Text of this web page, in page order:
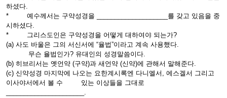
하셨다.
* 예수께서는 구약성경을 ____________________를 갖고 있음을 중
시하셨다.
* 그리스도인은 구약성경을 어떻게 대하여야 되는가?
(a) 사도 바울은 그의 서신서에 “율법”이라고 계속 사용했다.
무슨 율법인가? 유대인의 성경말씀이다.
(b) 히브리서는 옛언약 (구약)과 새언약 (신약)에 관해서 말해준다.
(c) 신약성경 마지막에 나오는 요한계시록엔 다니엘서, 에스겔서 그리고
이사야서에서 볼 수 있는 이상들을 그대로
______________________.